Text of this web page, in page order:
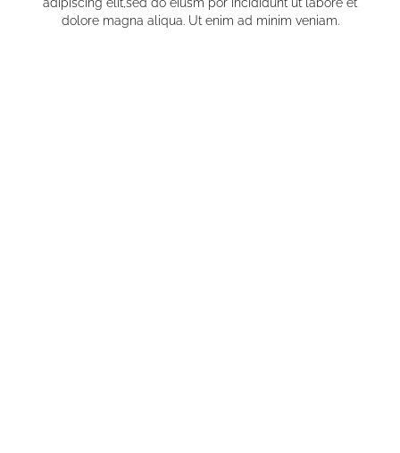
adipiscing elit,sed do eiusm por incididunt ut labore et
dolore magna aliqua. Ut enim ad minim veniam.